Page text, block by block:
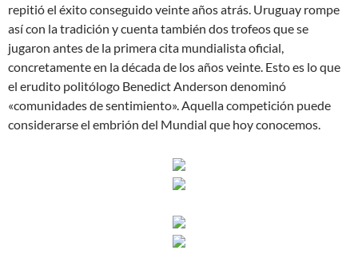
repitió el éxito conseguido veinte años atrás. Uruguay rompe
así con la tradición y cuenta también dos trofeos que se
jugaron antes de la primera cita mundialista oficial,
concretamente en la década de los años veinte. Esto es lo que
el erudito politólogo Benedict Anderson denominó
«comunidades de sentimiento». Aquella competición puede
considerarse el embrión del Mundial que hoy conocemos.